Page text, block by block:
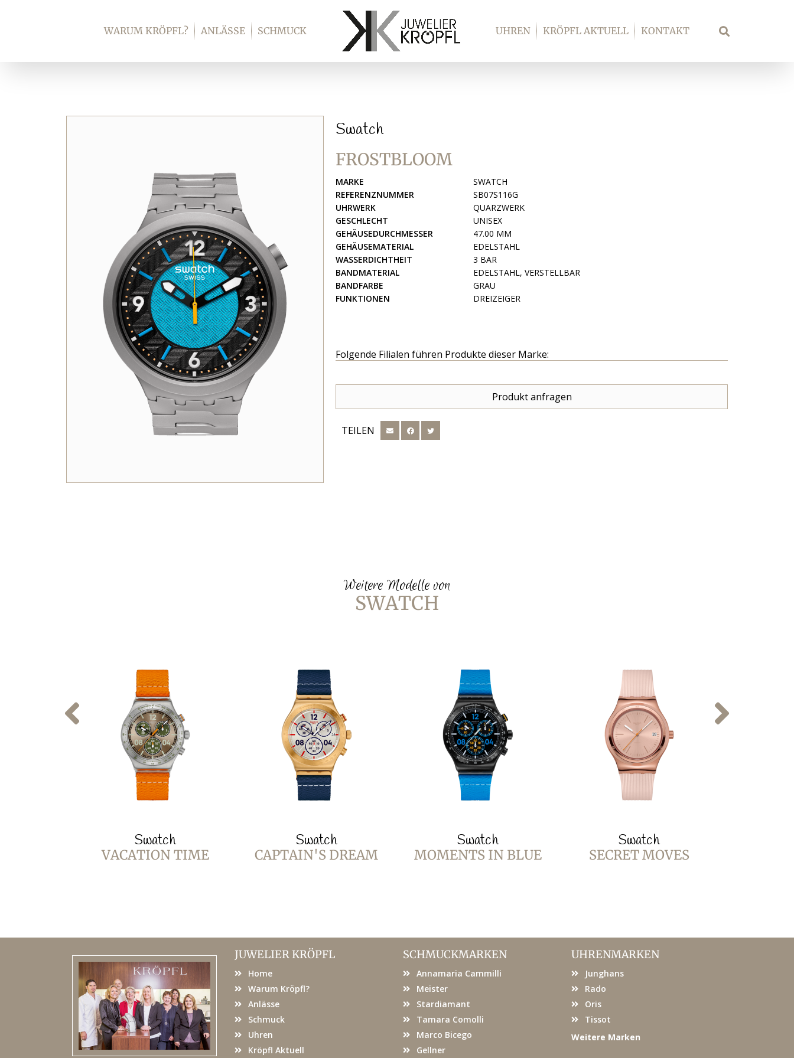
WARUM KRÖPFL? ANLÄSSE SCHMUCK UHREN KRÖPFL AKTUELL KONTAKT Suche
Swatch
FROSTBLOOM
MARKE
SWATCH
REFERENZNUMMER
SB07S116G
UHRWERK
QUARZWERK
GESCHLECHT
UNISEX
GEHÄUSEDURCHMESSER
47.00 MM
GEHÄUSEMATERIAL
EDELSTAHL
WASSERDICHTHEIT
3 BAR
BANDMATERIAL
EDELSTAHL, VERSTELLBAR
BANDFARBE
GRAU
FUNKTIONEN
DREIZEIGER
Folgende Filialen führen Produkte dieser Marke:
Produkt anfragen
TEILEN
Weitere Modelle von
SWATCH
Swatch
VACATION TIME
Swatch
CAPTAIN'S DREAM
Swatch
MOMENTS IN BLUE
Swatch
SECRET MOVES
JUWELIER KRÖPFL
Home
Warum Kröpfl?
Anlässe
Schmuck
Uhren
Kröpfl Aktuell
SCHMUCKMARKEN
Annamaria Cammilli
Meister
Stardiamant
Tamara Comolli
Marco Bicego
Gellner
UHRENMARKEN
Junghans
Rado
Oris
Tissot
Weitere Marken